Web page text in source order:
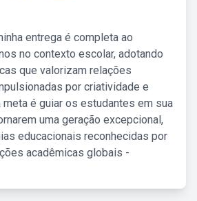
entrega é completa ao
no contexto escolar, adotando
que valorizam relações
por criatividade e
é guiar os estudantes em sua
uma geração excepcional,
educacionais reconhecidas por
acadêmicas globais -